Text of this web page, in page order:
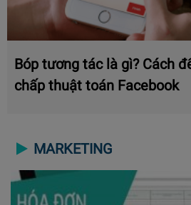
Bóp tương tác là gì? Cách
chấp thuật toán Facebook
MARKETING